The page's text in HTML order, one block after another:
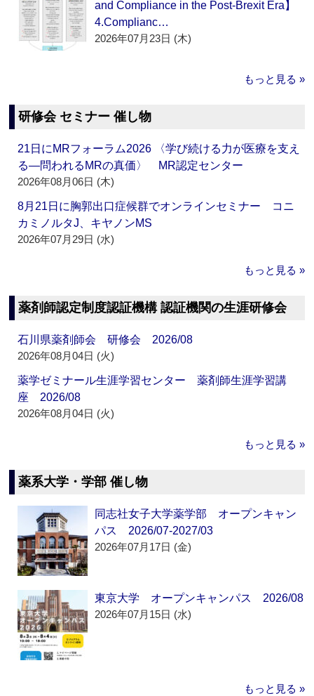
and Compliance in the Post-Brexit Era】
4.Complianc…
2026年07月23日 (木)
もっと見る »
研修会 セミナー 催し物
21日にMRフォーラム2026 〈学び続ける力が医療を支え
る―問われるMRの真価〉 MR認定センター
2026年08月06日 (木)
8月21日に胸郭出口症候群でオンラインセミナー コニ
カミノルタJ、キヤノンMS
2026年07月29日 (水)
もっと見る »
薬剤師認定制度認証機構 認証機関の生涯研修会
石川県薬剤師会 研修会 2026/08
2026年08月04日 (火)
薬学ゼミナール生涯学習センター 薬剤師生涯学習講
座 2026/08
2026年08月04日 (火)
もっと見る »
薬系大学・学部 催し物
同志社女子大学薬学部 オープンキャン
パス 2026/07-2027/03
2026年07月17日 (金)
東京大学 オープンキャンパス 2026/08
2026年07月15日 (水)
もっと見る »